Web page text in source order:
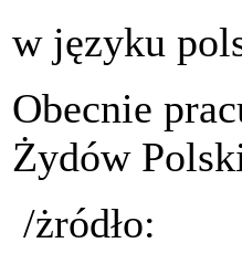
w języku
Obecnie
Żydów
/żródło: